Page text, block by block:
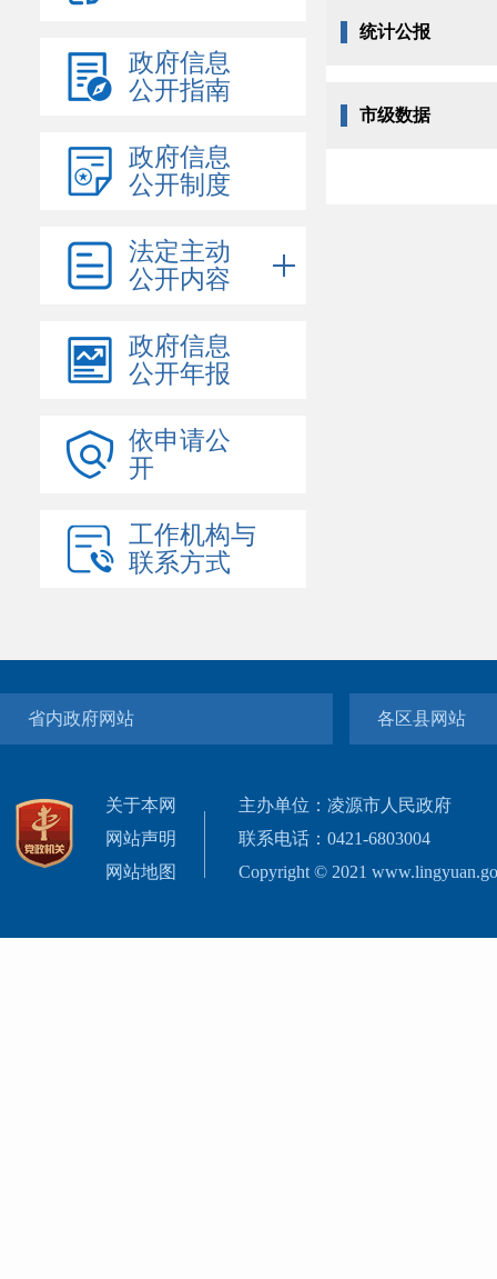
政府信息
公开指南
政府信息
公开制度
法定主动
公开内容
政府信息
公开年报
依申请公
开
工作机构与
联系方式
统计公报
市级数据
省内政府网站 各区县网站
关于本网
网站声明
网站地图
主办单位：凌源市人民政府
联系电话：0421-6803004
Copyright © 2021